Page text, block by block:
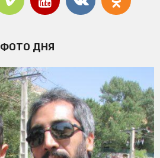
ФОТО ДНЯ